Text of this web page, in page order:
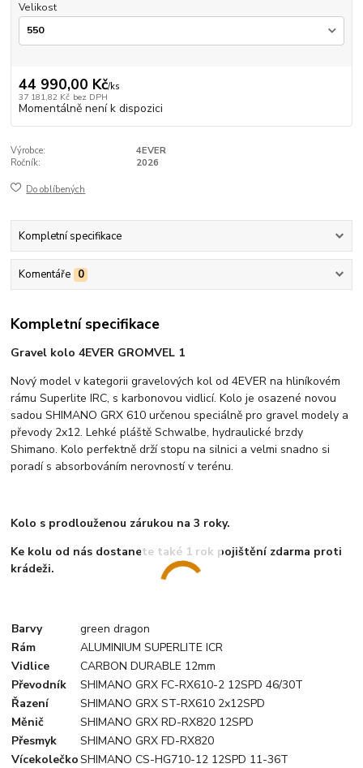
Velikost
44 990,00 Kč/ks
37 181,82 Kč bez DPH
Momentálně není k dispozici
Výrobce:
4EVER
Ročník:
2026
Do oblíbených
Kompletní specifikace
Komentáře 0
Kompletní specifikace
Gravel kolo 4EVER GROMVEL 1
Nový model v kategorii gravelových kol od 4EVER na hliníkovém
rámu Superlite IRC, s karbonovou vidlicí. Kolo je osazené novou
sadou SHIMANO GRX 610 určenou speciálně pro gravel modely a
převody 2x12. Lehké pláště Schwalbe, hydraulické brzdy
Shimano. Kolo perfektně drží stopu na silnici a velmi snadno si
poradí s absorbováním nerovností v terénu.
Kolo s prodlouženou zárukou na 3 roky.
Ke kolu od nás dostanete také 1 rok pojištění zdarma proti
krádeži.
Barvy
green dragon
Rám
ALUMINIUM SUPERLITE ICR
Vidlice
CARBON DURABLE 12mm
Převodník
SHIMANO GRX FC-RX610-2 12SPD 46/30T
Řazení
SHIMANO GRX ST-RX610 2x12SPD
Měnič
SHIMANO GRX RD-RX820 12SPD
Přesmyk
SHIMANO GRX FD-RX820
Více­kolečkoSHIMANO CS-HG710-12 12SPD 11-36T